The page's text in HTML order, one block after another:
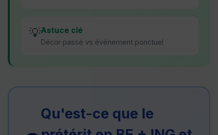
💡Astuce clé
Décor passé vs événement ponctuel
Qu'est-ce que le